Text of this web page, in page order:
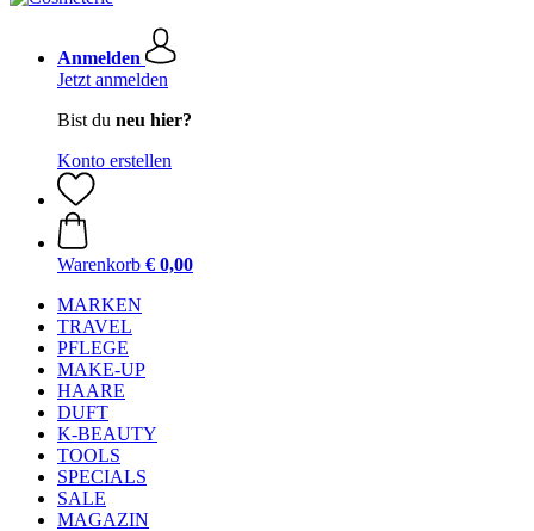
Anmelden
Jetzt anmelden
Bist du neu hier?
Konto erstellen
Warenkorb € 0,00
MARKEN
TRAVEL
PFLEGE
MAKE-UP
HAARE
DUFT
K-BEAUTY
TOOLS
SPECIALS
SALE
MAGAZIN